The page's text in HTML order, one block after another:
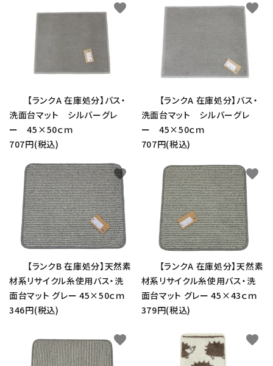
【ランクA 在庫処分】バス・
洗面台マット シルバーグレ
ー 45×50ｃｍ
707円(税込)
favorite
【ランクA 在庫処分】バス・
洗面台マット シルバーグレ
ー 45×50ｃｍ
707円(税込)
favorite
【ランクB 在庫処分】天然素
材系リサイクル糸使用バス・洗
面台マット グレー 45×50ｃｍ
346円(税込)
favorite
【ランクA 在庫処分】天然素
材系リサイクル糸使用バス・洗
面台マット グレー 45×43ｃｍ
379円(税込)
favorite
favorite favorite